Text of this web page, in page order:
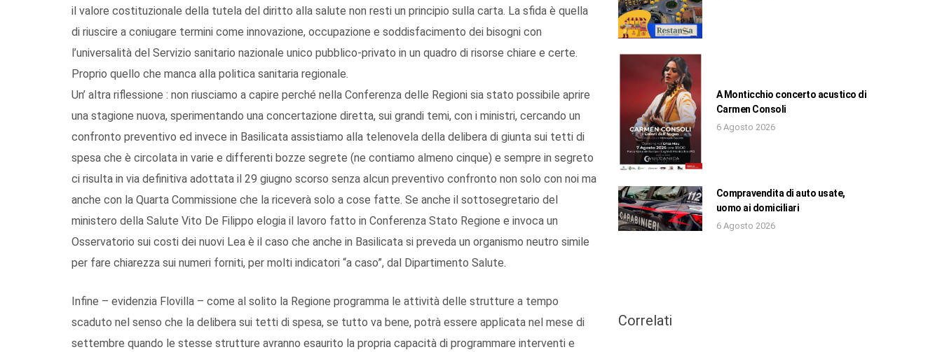
il valore costituzionale della tutela del diritto alla salute non resti un principio sulla carta. La sfida è quella
di riuscire a coniugare termini come innovazione, occupazione e soddisfacimento dei bisogni con
l’universalità del Servizio sanitario nazionale unico pubblico-privato in un quadro di risorse chiare e certe.
Proprio quello che manca alla politica sanitaria regionale.
Un’ altra riflessione : non riusciamo a capire perché nella Conferenza delle Regioni sia stato possibile aprire
una stagione nuova, sperimentando una concertazione diretta, sui grandi temi, con i ministri, cercando un
confronto preventivo ed invece in Basilicata assistiamo alla telenovela della delibera di giunta sui tetti di
spesa che è circolata in varie e differenti bozze segrete (ne contiamo almeno cinque) e sempre in segreto
ci risulta in via definitiva adottata il 29 giugno scorso senza alcun preventivo confronto non solo con noi ma
anche con la Quarta Commissione che la riceverà solo a cose fatte. Se anche il sottosegretario del
ministero della Salute Vito De Filippo elogia il lavoro fatto in Conferenza Stato Regione e invoca un
Osservatorio sui costi dei nuovi Lea è il caso che anche in Basilicata si preveda un organismo neutro simile
per fare chiarezza sui numeri forniti, per molti indicatori “a caso”, dal Dipartimento Salute.
Infine – evidenzia Flovilla – come al solito la Regione programma le attività delle strutture a tempo
scaduto nel senso che la delibera sui tetti di spesa, se tutto va bene, potrà essere applicata nel mese di
settembre quando le stesse strutture avranno esaurito la propria capacità di programmare interventi e
A Monticchio concerto acustico di
Carmen Consoli
6 Agosto 2026
Compravendita di auto usate,
uomo ai domiciliari
6 Agosto 2026
Correlati